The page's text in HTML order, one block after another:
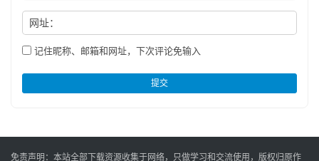
网址：
记住昵称、邮箱和网址，下次评论免输入
提交
免责声明：本站全部下载资源收集于网络，只做学习和交流使用，版权归原作